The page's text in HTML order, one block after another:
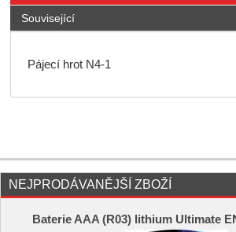
Související
Pájecí hrot N4-1
NEJPRODÁVANĚJŠÍ ZBOŽÍ
Baterie AAA (R03) lithium Ultimate